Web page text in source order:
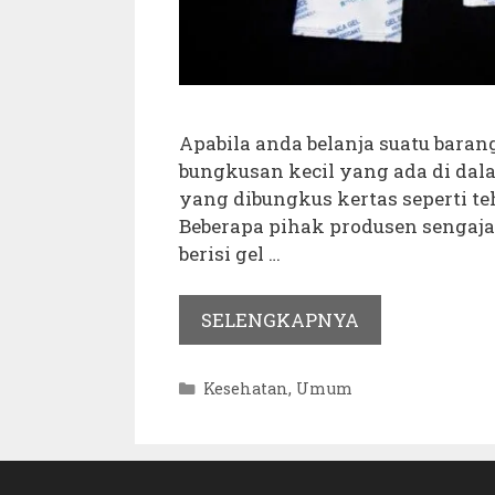
Apabila anda belanja suatu
bungkusan kecil yang ada di
yang dibungkus kertas seperti
Beberapa pihak produsen
berisi gel …
SELENGKAPNYA
Kategori
Kesehatan, Umum